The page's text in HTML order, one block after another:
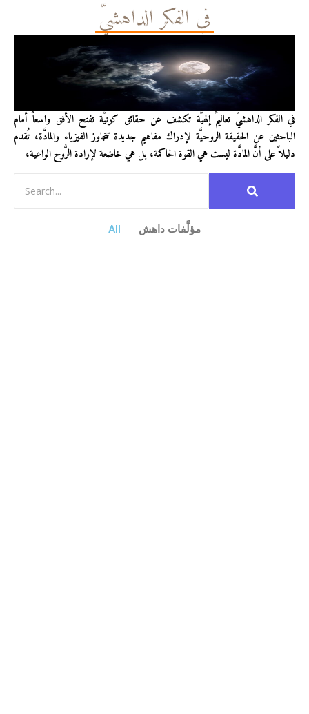
في الفكر الداهشيّ
في الفكر الداهشيّ تعاليمٌ إلهيَّة تكشف عن حقائق كونيَّة تفتح الأفق واسعاً أمام
الباحثين عن الحقيقة الروحيَّة لإدراك مفاهيم جديدة تتجاوز الفيزياء والمادَّة، تُقدم
دليلاً على أنَّ المادَّة ليست هي القوة الحاكمة، بل هي خاضعة لإرادة الرُّوح الواعية،
All مؤلَّفات داهش